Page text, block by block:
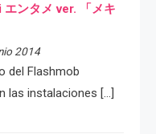
ンタメ ver. 「メキ
2014
del Flashmob
las instalaciones […]